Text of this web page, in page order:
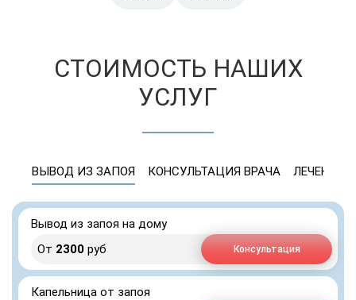
СТОИМОСТЬ НАШИХ
УСЛУГ
ВЫВОД ИЗ ЗАПОЯ КОНСУЛЬТАЦИЯ ВРАЧА ЛЕЧЕНИЕ
Вывод из запоя на дому
От 2300 руб Консультация
Капельница от запоя